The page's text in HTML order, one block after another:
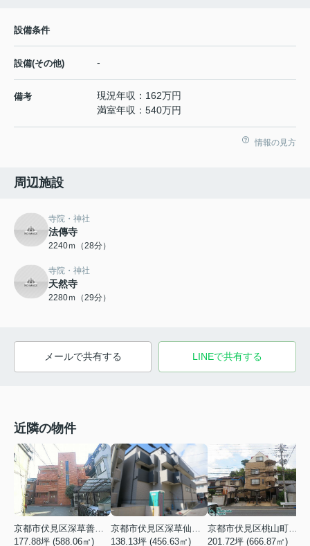
設備条件
設備(その他) -
備考
現況年収：162万円
満室年収：540万円
情報の見方
周辺施設
寺院・神社
法傳寺
2240ｍ（28分）
寺院・神社
天然寺
2280ｍ（29分）
メールで共有する LINEで共有する
近隣の物件
177.88坪 (588.06㎡)
138.13坪 (456.63㎡)
201.72坪 (666.87㎡)